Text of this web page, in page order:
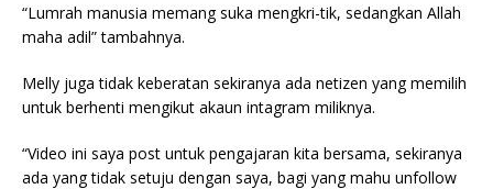
“Lumrah manusia memang suka mengkri-tik, sedangkan Allah
maha adil” tambahnya.
Melly juga tidak keberatan sekiranya ada netizen yang memilih
untuk berhenti mengikut akaun intagram miliknya.
“Video ini saya post untuk pengajaran kita bersama, sekiranya
ada yang tidak setuju dengan saya, bagi yang mahu unfollow